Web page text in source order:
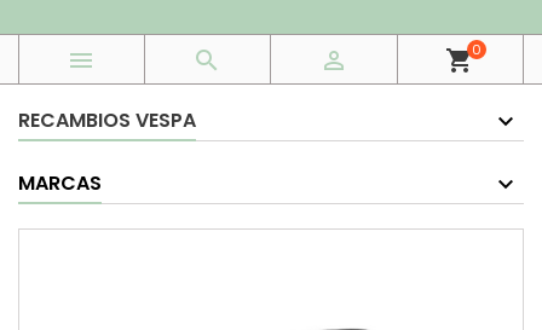
   shopping_cart0
RECAMBIOS VESPA
MARCAS